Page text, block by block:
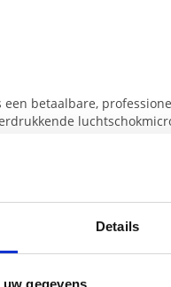
Details
een betaalbare,
en levensecht
270° verstelbaar